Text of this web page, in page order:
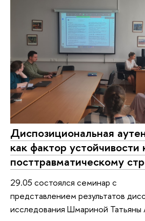
Диспозициональная
как фактор устойчивости
посттравматическому
29.05 состоялся семинар с
представлением результатов
исследования Шмариной Татьяны